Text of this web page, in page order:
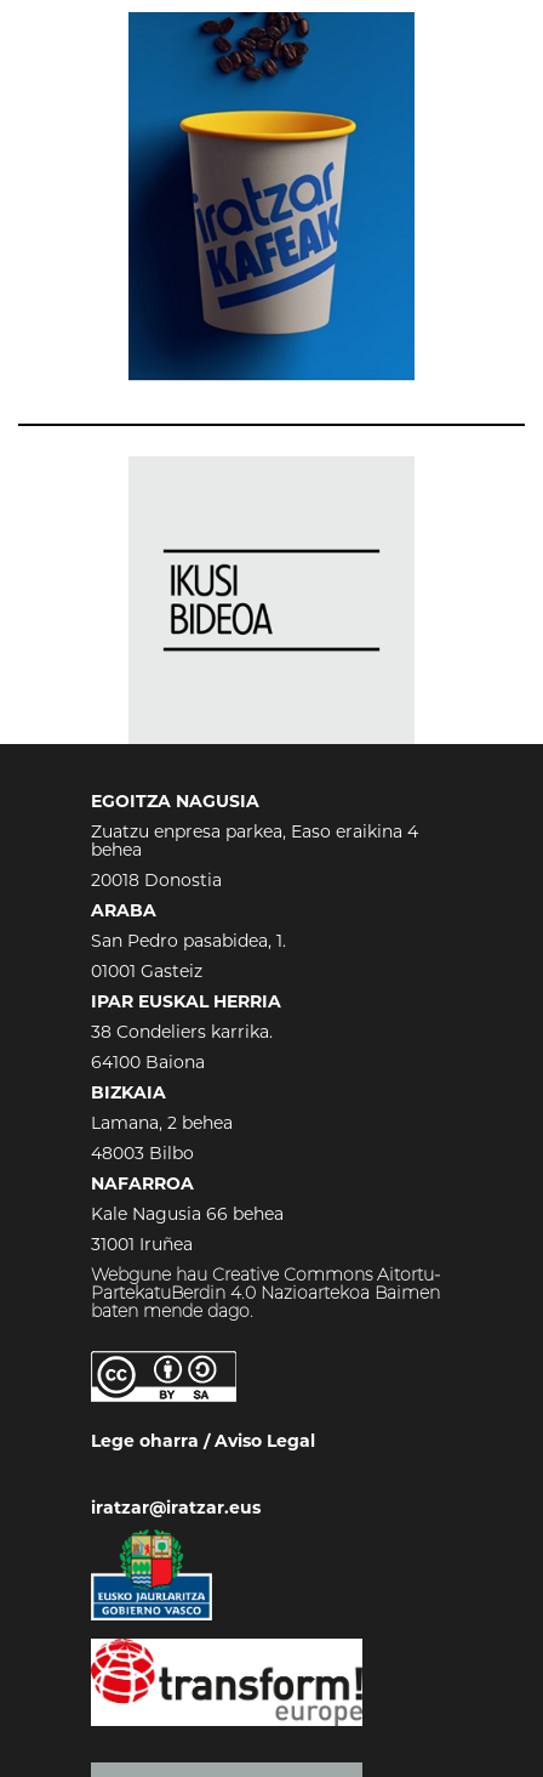
EGOITZA NAGUSIA
Zuatzu enpresa parkea, Easo eraikina 4
behea
20018 Donostia
ARABA
San Pedro pasabidea, 1.
01001 Gasteiz
IPAR EUSKAL HERRIA
38 Condeliers karrika.
64100 Baiona
BIZKAIA
Lamana, 2 behea
48003 Bilbo
NAFARROA
Kale Nagusia 66 behea
31001 Iruñea
Webgune hau Creative Commons Aitortu-
PartekatuBerdin 4.0 Nazioartekoa Baimen
baten mende dago.
Lege oharra /Aviso Legal
iratzar@iratzar.eus